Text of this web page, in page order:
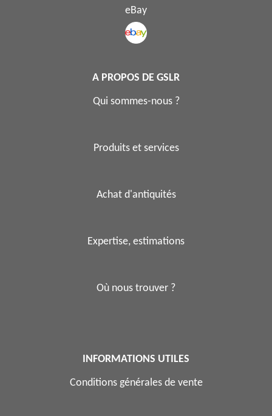
eBay
A PROPOS DE GSLR
Qui sommes-nous ?
Produits et services
Achat d'antiquités
Expertise, estimations
Où nous trouver ?
INFORMATIONS UTILES
Conditions générales de vente